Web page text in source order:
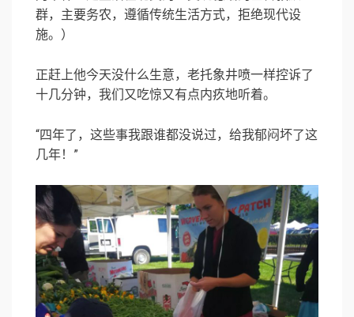
群，主要务农，遵循传统生活方式，拒绝现代设
施。）
正赶上他今天没什么生意，老托象井喷一样控诉了
十几分钟，我们又吃惊又有点内疚地听着。
“四年了，这些事我跟谁都没说过，给我郁闷坏了这
几年！”